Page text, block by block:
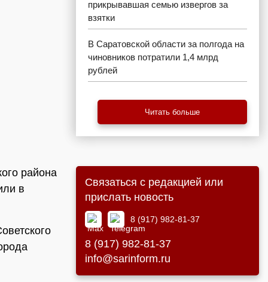
района
в
прикрывавшая семью извергов за
взятки
В Саратовской области за полгода на
чиновников потратили 1,4 млрд
рублей
Читать больше
Связаться с редакцией или
прислать новость
8 (917) 982-81-37
8 (917) 982-81-37
info@sarinform.ru